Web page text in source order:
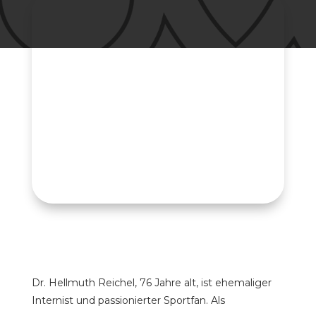
Dr. Hellmuth Reichel, 76 Jahre alt, ist ehemaliger
Internist und passionierter Sportfan. Als